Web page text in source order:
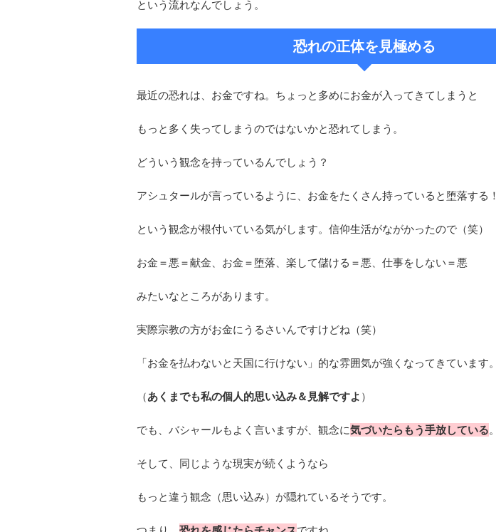
という流れなんでしょう。
恐れの正体を見極める
最近の恐れは、お金ですね。ちょっと多めにお金が入ってきてしまうと
もっと多く失ってしまうのではないかと恐れてしまう。
どういう観念を持っているんでしょう？
アシュタールが言っているように、お金をたくさん持っていると堕落する！
という観念が根付いている気がします。信仰生活がながかったので（笑）
お金＝悪＝献金、お金＝堕落、楽して儲ける＝悪、仕事をしない＝悪
みたいなところがあります。
実際宗教の方がお金にうるさいんですけどね（笑）
「お金を払わないと天国に行けない」的な雰囲気が強くなってきています。
（あくまでも私の個人的思い込み＆見解ですよ ）
でも、バシャールもよく言いますが、観念に気づいたらもう手放している。
そして、同じような現実が続くようなら
もっと違う観念（思い込み）が隠れているそうです。